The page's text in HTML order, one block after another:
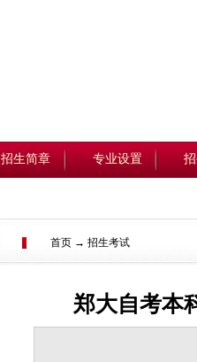
招生简章 专业设置
首页 → 招生考试
郑大自考本